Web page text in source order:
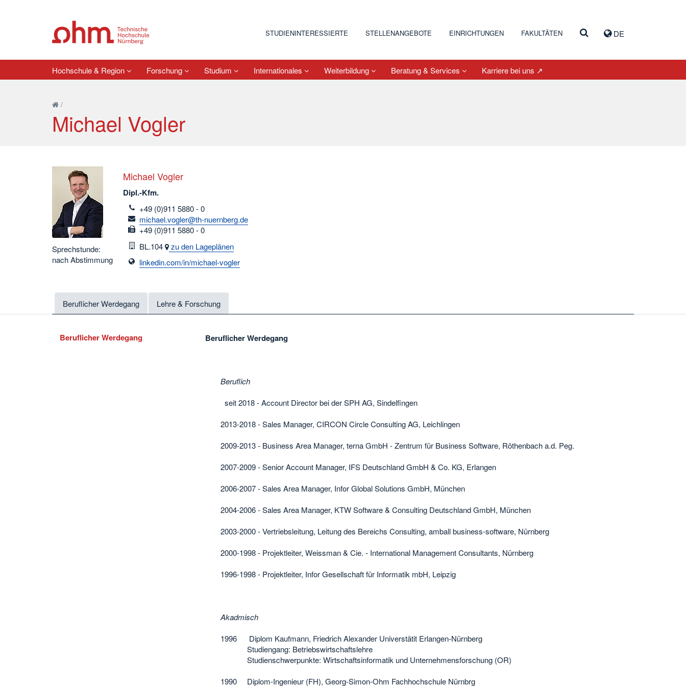
DE
STUDIENINTERESSIERTE STELLENANGEBOTE EINRICHTUNGEN FAKULTÄTEN
Hochschule & Region Forschung Studium Internationales Weiterbildung Beratung & Services Karriere bei uns ↗
/
Michael Vogler
Sprechstunde:
nach Abstimmung
Michael Vogler
Dipl.-Kfm.
telefon
+49 (0)911 5880 - 0
email
michael.vogler@th-nuernberg.de
fax
+49 (0)911 5880 - 0
Raum
BL.104 zu den Lageplänen
linkedin.com/in/michael-vogler
Beruflicher Werdegang Lehre & Forschung
Beruflicher Werdegang Beruflicher Werdegang
Beruflich
seit 2018 - Account Director bei der SPH AG, Sindelfingen
2013-2018 - Sales Manager, CIRCON Circle Consulting AG, Leichlingen
2009-2013 - Business Area Manager, terna GmbH - Zentrum für Business Software, Röthenbach a.d. Peg.
2007-2009 - Senior Account Manager, IFS Deutschland GmbH & Co. KG, Erlangen
2006-2007 - Sales Area Manager, Infor Global Solutions GmbH, München
2004-2006 - Sales Area Manager, KTW Software & Consulting Deutschland GmbH, München
2003-2000 - Vertriebsleitung, Leitung des Bereichs Consulting, amball business-software, Nürnberg
2000-1998 - Projektleiter, Weissman & Cie. - International Management Consultants, Nürnberg
1996-1998 - Projektleiter, Infor Gesellschaft für Informatik mbH, Leipzig
Akadmisch
1996 Diplom Kaufmann, Friedrich Alexander Universtätit Erlangen-Nürnberg
Studiengang: Betriebswirtschaftslehre
Studienschwerpunkte: Wirtschaftsinformatik und Unternehmensforschung (OR)
1990 Diplom-Ingenieur (FH), Georg-Simon-Ohm Fachhochschule Nürnbrg